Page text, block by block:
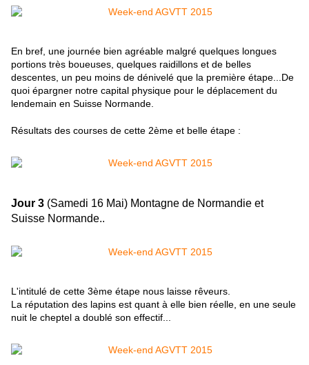
En bref, une journée bien agréable malgré quelques longues
portions très boueuses, quelques raidillons et de belles
descentes, un peu moins de dénivelé que la première étape...De
quoi épargner notre capital physique pour le déplacement du
lendemain en Suisse Normande.
Résultats des courses de cette 2ème et belle étape :
Jour 3 (Samedi 16 Mai) Montagne de Normandie et
Suisse Normande..
L'intitulé de cette 3ème étape nous laisse rêveurs.
La réputation des lapins est quant à elle bien réelle, en une seule
nuit le cheptel a doublé son effectif...